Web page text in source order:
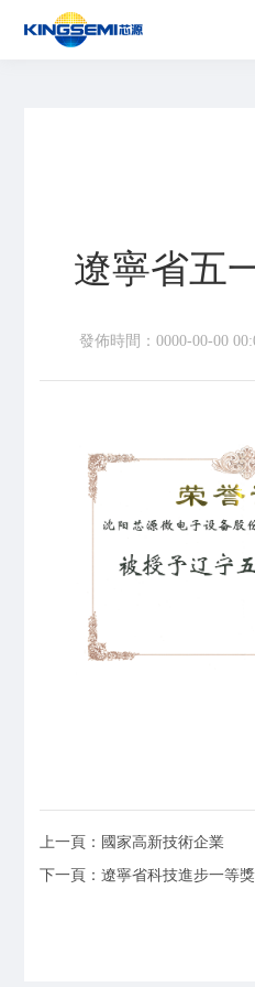
遼寧省五
發佈時間：0000-00-00
上一頁：國家高新技術企業
下一頁：遼寧省科技進步一等獎